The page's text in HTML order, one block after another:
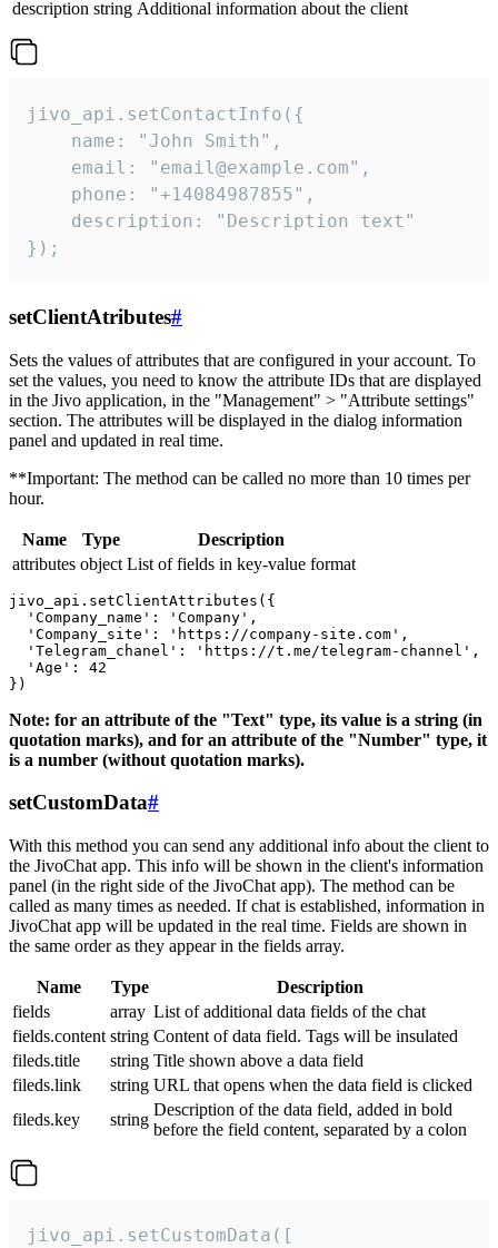
description string Additional information about the client
jivo_api.setContactInfo({
    name: "John Smith",
    email: "email@example.com",
    phone: "+14084987855",
    description: "Description text"
});
setClientAtributes#
Sets the values ​​of attributes that are configured in your account. To
set the values, you need to know the attribute IDs that are displayed
in the Jivo application, in the "Management" > "Attribute settings"
section. The attributes will be displayed in the dialog information
panel and updated in real time.
**Important: The method can be called no more than 10 times per
hour.
Name Type
Description
attributes object List of fields in key-value format
jivo_api.setClientAttributes({
  'Company_name': 'Company',
  'Company_site': 'https://company-site.com',
  'Telegram_chanel': 'https://t.me/telegram-channel',
  'Age': 42
Note: for an attribute of the "Text" type, its value is a string (in
quotation marks), and for an attribute of the "Number" type, it
is a number (without quotation marks).
setCustomData#
With this method you can send any additional info about the client to
the JivoChat app. This info will be shown in the client's information
panel (in the right side of the JivoChat app). The method can be
called as many times as needed. If chat is established, information in
JivoChat app will be updated in the real time. Fields are shown in
the same order as they appear in the fields array.
Name Type
Description
fields
array List of additional data fields of the chat
fields.content string Content of data field. Tags will be insulated
fileds.title
string Title shown above a data field
fileds.link
string URL that opens when the data field is clicked
fileds.key
string
Description of the data field, added in bold
before the field content, separated by a colon
jivo_api.setCustomData([